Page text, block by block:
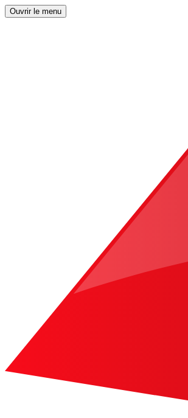
Ouvrir le menu